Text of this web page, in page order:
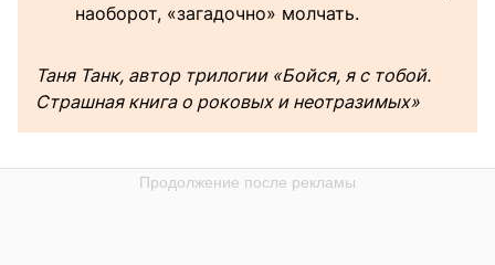
наоборот, «загадочно» молчать.
Таня Танк, автор трилогии «Бойся, я с тобой.
Страшная книга о роковых и неотразимых»